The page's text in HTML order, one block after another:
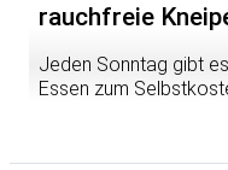
rauchfreie
Jeden Sonntag gibt
Essen zum